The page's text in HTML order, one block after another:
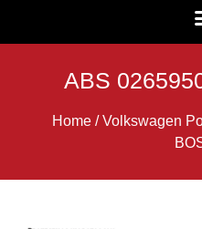
ABS
Home /Volkswagen